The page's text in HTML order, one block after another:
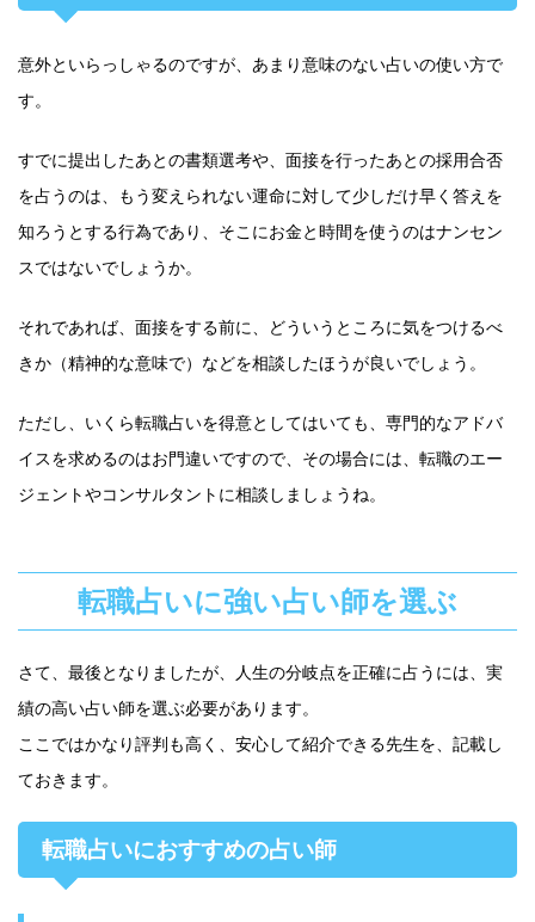
意外といらっしゃるのですが、あまり意味のない占いの使い方で
す。
すでに提出したあとの書類選考や、面接を行ったあとの採用合否
を占うのは、もう変えられない運命に対して少しだけ早く答えを
知ろうとする行為であり、そこにお金と時間を使うのはナンセン
スではないでしょうか。
それであれば、面接をする前に、どういうところに気をつけるべ
きか（精神的な意味で）などを相談したほうが良いでしょう。
ただし、いくら転職占いを得意としてはいても、専門的なアドバ
イスを求めるのはお門違いですので、その場合には、転職のエー
ジェントやコンサルタントに相談しましょうね。
転職占いに強い占い師を選ぶ
さて、最後となりましたが、人生の分岐点を正確に占うには、実
績の高い占い師を選ぶ必要があります。
ここではかなり評判も高く、安心して紹介できる先生を、記載し
ておきます。
転職占いにおすすめの占い師